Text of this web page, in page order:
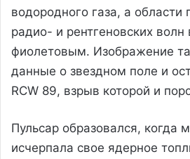
водородного газа, а области
радио- и рентгеновских
фиолетовым. Изображение
данные о звездном поле и
RCW 89, взрыв которой и
Пульсар образовался, когда
исчерпала свое ядерное